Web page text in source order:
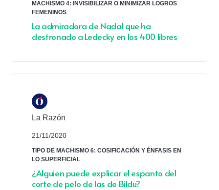
MACHISMO 4: INVISIBILIZAR O MINIMIZAR LOGROS
FEMENINOS
La admiradora de Nadal que ha
destronado a Ledecky en los 400 libres
La Razón
21/11/2020
TIPO DE MACHISMO 6: COSIFICACIÓN Y ÉNFASIS EN
LO SUPERFICIAL
¿Alguien puede explicar el espanto del
corte de pelo de las de Bildu?